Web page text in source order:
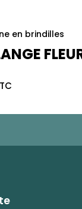
en brindilles